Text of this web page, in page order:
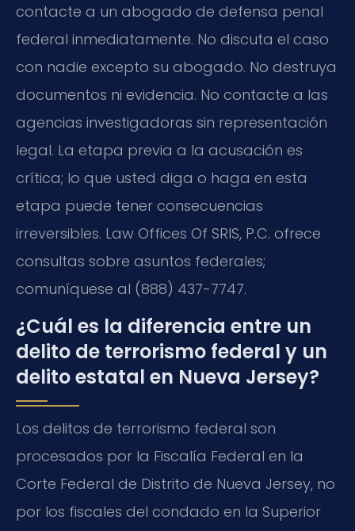
contacte a un abogado de defensa penal
federal inmediatamente. No discuta el caso
con nadie excepto su abogado. No destruya
documentos ni evidencia. No contacte a las
agencias investigadoras sin representación
legal. La etapa previa a la acusación es
crítica; lo que usted diga o haga en esta
etapa puede tener consecuencias
irreversibles. Law Offices Of SRIS, P.C. ofrece
consultas sobre asuntos federales;
comuníquese al (888) 437-7747.
¿Cuál es la diferencia entre un
delito de terrorismo federal y un
delito estatal en Nueva Jersey?
Los delitos de terrorismo federal son
procesados por la Fiscalía Federal en la
Corte Federal de Distrito de Nueva Jersey, no
por los fiscales del condado en la Superior